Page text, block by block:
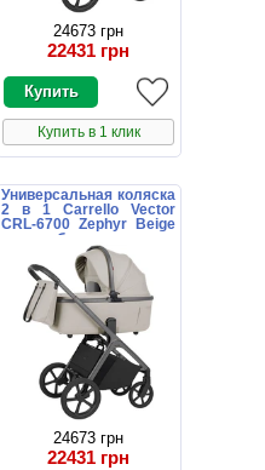
24673 грн
22431 грн
Купить в 1 клик
Универсальная коляска
2 в 1 Carrello Vector
CRL-6700 Zephyr Beige
светло-бежевая с
дождевиком
24673 грн
22431 грн